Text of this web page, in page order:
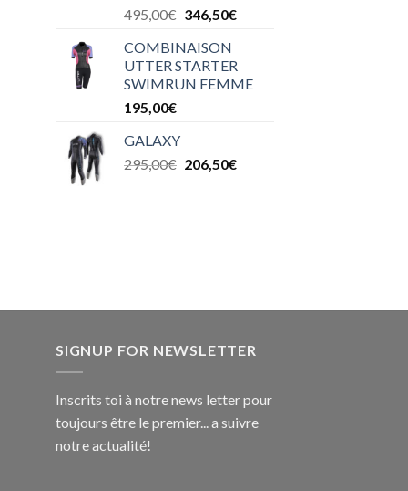
495,00€ 346,50€
COMBINAISON
UTTER STARTER
SWIMRUN FEMME
195,00€
GALAXY
295,00€ 206,50€
SIGNUP FOR NEWSLETTER
Inscrits toi à notre news letter pour
toujours être le premier... a suivre
notre actualité!